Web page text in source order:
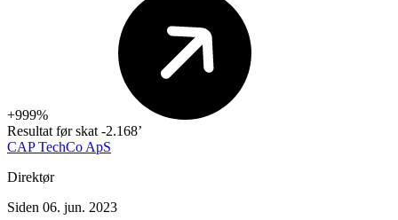
+999%
Resultat før skat -2.168’
CAP TechCo ApS
Direktør
Siden 06. jun. 2023